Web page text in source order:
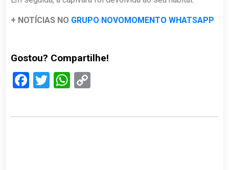
+ NOTÍCIAS NO GRUPO NOVOMOMENTO WHATSAPP
Gostou? Compartilhe!
Facebook
TwitterWhatsApp